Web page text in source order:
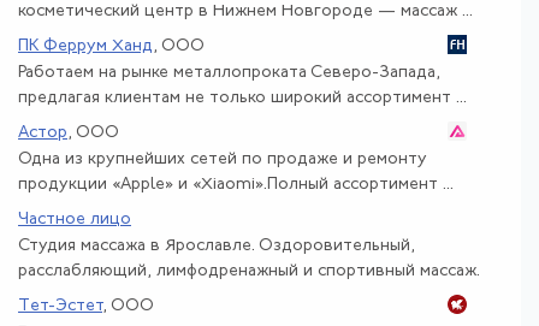
косметический центр в Нижнем Новгороде — массаж ...
ПК Феррум Ханд , ООО
Работаем на рынке металлопроката Северо-Запада,
предлагая клиентам не только широкий ассортимент ...
Астор , ООО
Одна из крупнейших сетей по продаже и ремонту
продукции «Apple» и «Xiaomi».Полный ассортимент ...
Частное лицо
Студия массажа в Ярославле. Оздоровительный,
расслабляющий, лимфодренажный и спортивный массаж.
Тет-Эстет, ООО